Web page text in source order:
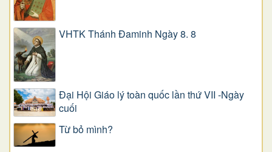
VHTK Thánh Đaminh Ngày 8. 8
Đại Hội Giáo lý toàn quốc lần thứ VII -Ngày
cuối
Từ bỏ mình?